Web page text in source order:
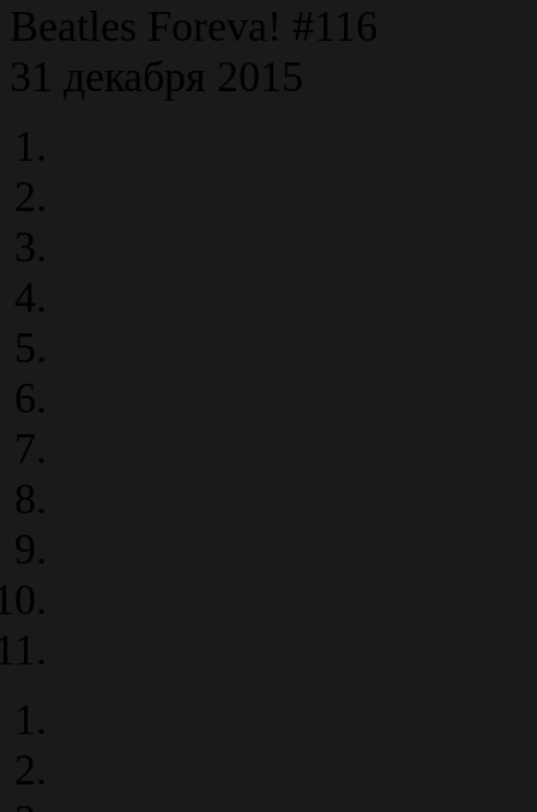
Beatles Foreva! #116
31 декабря 2015